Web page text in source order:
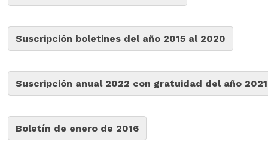
Suscripción boletines del año 2015 al 2020
Suscripción anual 2022 con gratuidad del año
Boletín de enero de 2016